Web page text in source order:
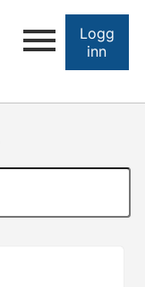
Logg
inn